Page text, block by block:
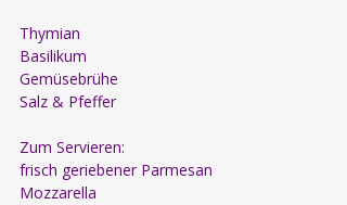
Thymian
Basilikum
Gemüsebrühe
Salz & Pfeffer
Zum Servieren:
frisch geriebener Parmesan
Mozzarella